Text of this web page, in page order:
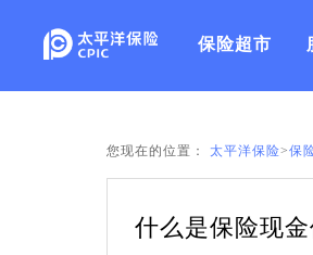
保险超市
您现在的位置： 太平洋保险>保
什么是保险现